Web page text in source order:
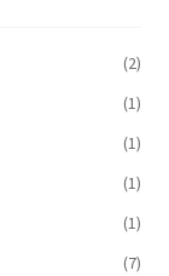
(2)
(1)
(1)
(1)
(1)
(7)